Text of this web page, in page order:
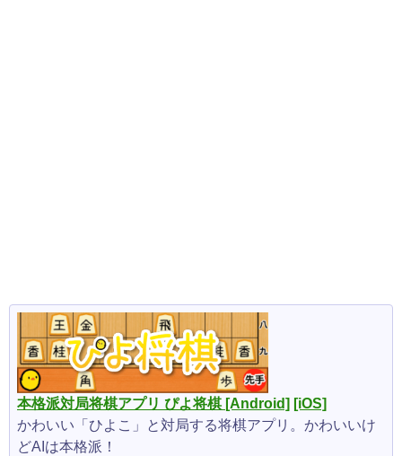
本格派対局将棋アプリ ぴよ将棋 [Android] [iOS]
かわいい「ひよこ」と対局する将棋アプリ。かわいいけ
どAIは本格派！